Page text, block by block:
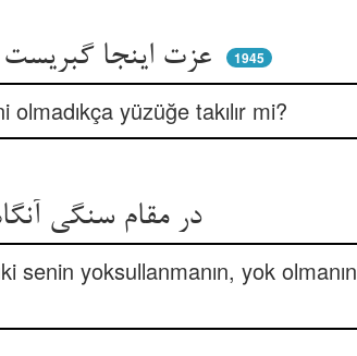
1945
yüzüğe takılır mi?
در مقام سنگی آنگاهی انا ** وقت مسکین گشتن تست وفنا
senin yoksullanmanın, yok olmanın